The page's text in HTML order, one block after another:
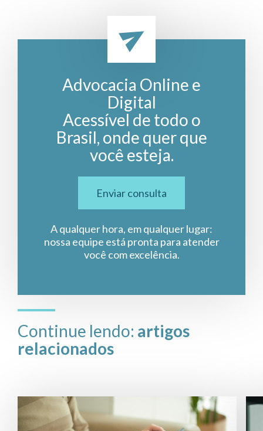
Advocacia Online e
Digital
Acessível de todo o
Brasil, onde quer que
você esteja.
Enviar consulta
A qualquer hora, em qualquer lugar:
nossa equipe está pronta para atender
você com excelência.
Continue lendo: artigos
relacionados